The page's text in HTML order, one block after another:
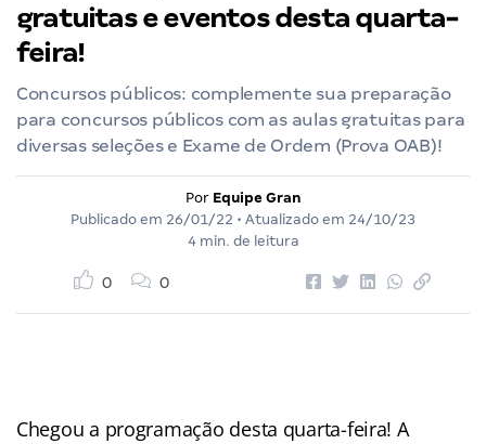
gratuitas e eventos desta quarta-
feira!
Concursos públicos: complemente sua preparação
para concursos públicos com as aulas gratuitas para
diversas seleções e Exame de Ordem (Prova OAB)!
Por Equipe Gran
Publicado em 26/01/22 • Atualizado em 24/10/23
4 min. de leitura
0 0
Chegou a programação desta quarta-feira! A